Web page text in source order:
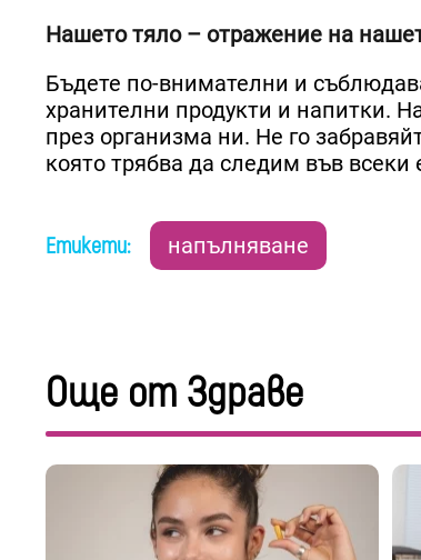
Нашето тяло – отражение на
Бъдете по-внимателни и
хранителни продукти и напитки.
през организма ни. Не го
която трябва да следим във
Етикети: напълняване
Още от Здраве